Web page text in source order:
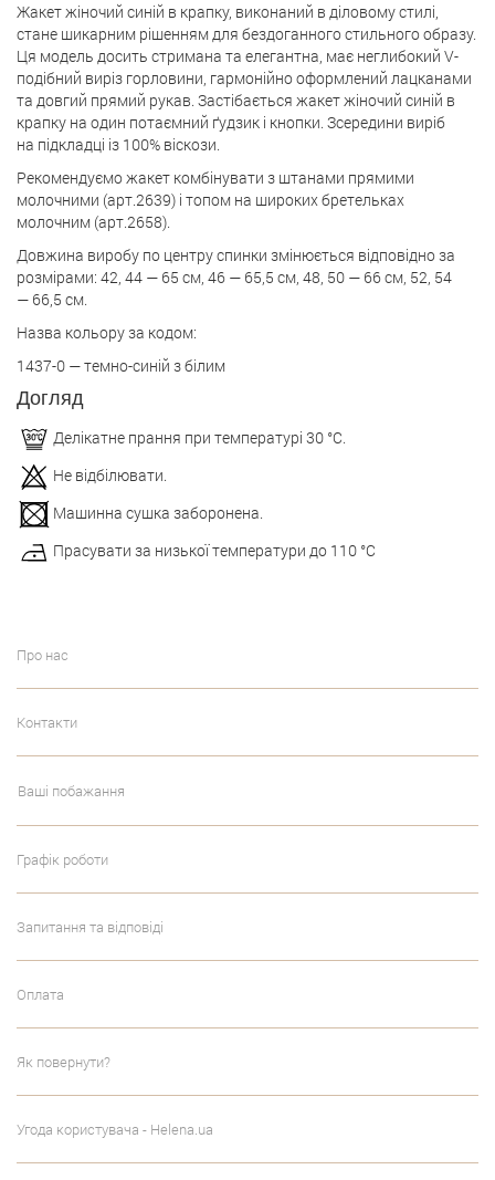
Жакет жіночий синій в крапку, виконаний в діловому стилі,
стане шикарним рішенням для бездоганного стильного образу.
Ця модель досить стримана та елегантна, має неглибокий V-
подібний виріз горловини, гармонійно оформлений лацканами
та довгий прямий рукав. Застібається жакет жіночий синій в
крапку на один потаємний ґудзик і кнопки. Зсередини виріб
на підкладці із 100% віскози.
Рекомендуємо жакет комбінувати з штанами прямими
молочними (арт.2639) і топом на широких бретельках
молочним (арт.2658).
Довжина виробу по центру спинки змінюється відповідно за
розмірами: 42, 44 — 65 см, 46 — 65,5 см, 48, 50 — 66 см, 52, 54
— 66,5 см.
Назва кольору за кодом:
1437-0 — темно-синій з білим
Догляд
Делікатне прання при температурі 30 °С.
Не відбілювати.
Машинна сушка заборонена.
Прасувати за низької температури до 110 °С
Про нас
Контакти
Ваші побажання
Графік роботи
Запитання та відповіді
Оплата
Як повернути?
Угода користувача - Helena.ua